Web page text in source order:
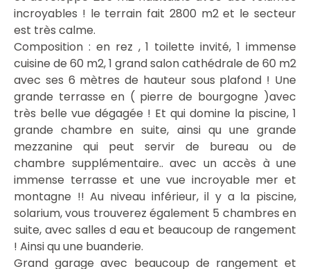
incroyables ! le terrain fait 2800 m2 et le secteur
est très calme.
Composition : en rez , 1 toilette invité, 1 immense
cuisine de 60 m2, 1 grand salon cathédrale de 60 m2
avec ses 6 mètres de hauteur sous plafond ! Une
grande terrasse en ( pierre de bourgogne )avec
très belle vue dégagée ! Et qui domine la piscine, 1
grande chambre en suite, ainsi qu une grande
mezzanine qui peut servir de bureau ou de
chambre supplémentaire.. avec un accès à une
immense terrasse et une vue incroyable mer et
montagne !! Au niveau inférieur, il y a la piscine,
solarium, vous trouverez également 5 chambres en
suite, avec salles d eau et beaucoup de rangement
! Ainsi qu une buanderie.
Grand garage avec beaucoup de rangement et